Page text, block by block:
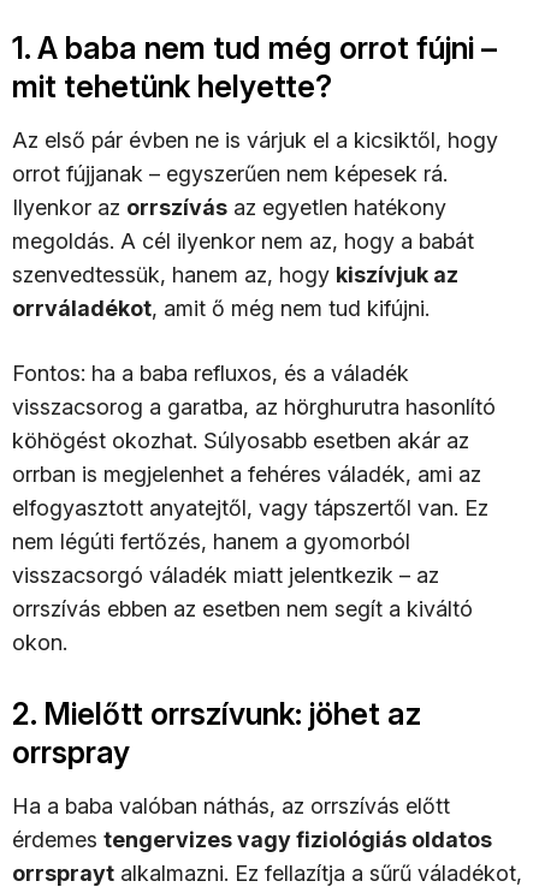
1. A baba nem tud még orrot fújni –
mit tehetünk helyette?
Az első pár évben ne is várjuk el a kicsiktől, hogy
orrot fújjanak – egyszerűen nem képesek rá.
Ilyenkor az orrszívás az egyetlen hatékony
megoldás. A cél ilyenkor nem az, hogy a babát
szenvedtessük, hanem az, hogy kiszívjuk az
orrváladékot, amit ő még nem tud kifújni.
Fontos: ha a baba refluxos, és a váladék
visszacsorog a garatba, az hörghurutra hasonlító
köhögést okozhat. Súlyosabb esetben akár az
orrban is megjelenhet a fehéres váladék, ami az
elfogyasztott anyatejtől, vagy tápszertől van. Ez
nem légúti fertőzés, hanem a gyomorból
visszacsorgó váladék miatt jelentkezik – az
orrszívás ebben az esetben nem segít a kiváltó
okon.
2. Mielőtt orrszívunk: jöhet az
orrspray
Ha a baba valóban náthás, az orrszívás előtt
érdemes tengervizes vagy fiziológiás oldatos
orrsprayt alkalmazni. Ez fellazítja a sűrű váladékot,